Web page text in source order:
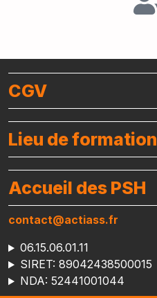
CGV
Lieu de formation
Accueil des PSH
contact@actiass.fr
06.15.06.01.11
SIRET: 89042438500015
NDA: 52441001044